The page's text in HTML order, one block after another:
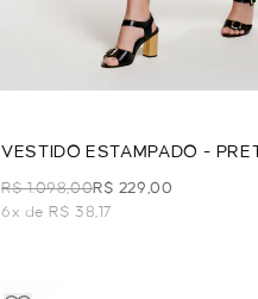
VESTIDO ESTAMPADO -
R$ 1.098,00R$ 229,00
6x de R$ 38,17